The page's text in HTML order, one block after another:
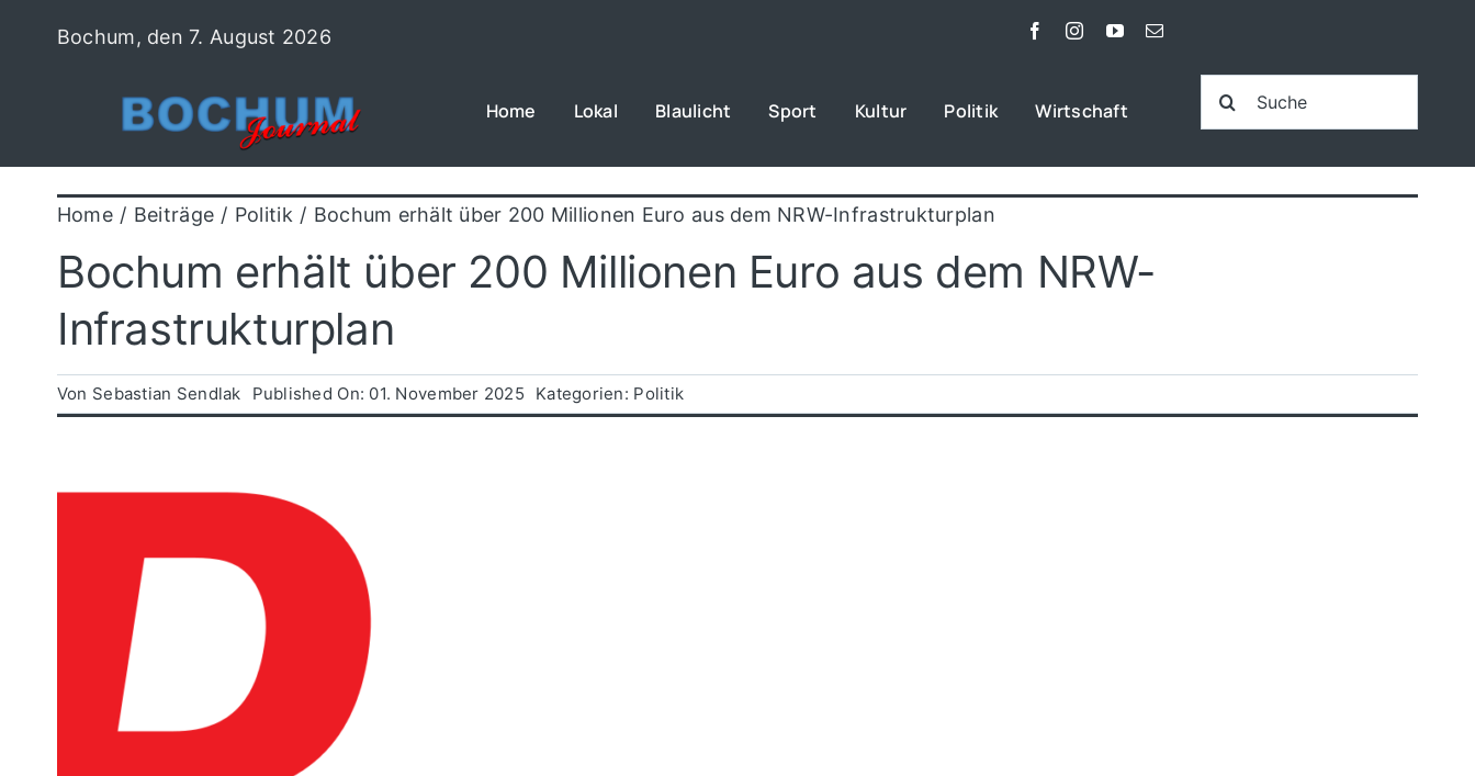
Bochum, den 7. August 2026
Home Lokal Blaulicht Sport Kultur Politik Wirtschaft
Suche
nach:
Home Beiträge Politik Bochum erhält über 200 Millionen Euro aus dem NRW-Infrastrukturplan
Bochum erhält über 200 Millionen Euro aus dem NRW-
Infrastrukturplan
Von Sebastian Sendlak Published On: 01. November 2025 Kategorien: Politik